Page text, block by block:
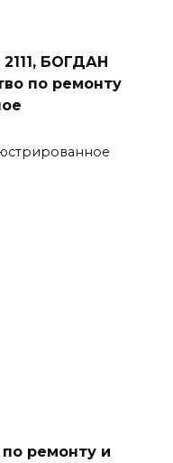
БОГДАН
по ремонту
ремонту и